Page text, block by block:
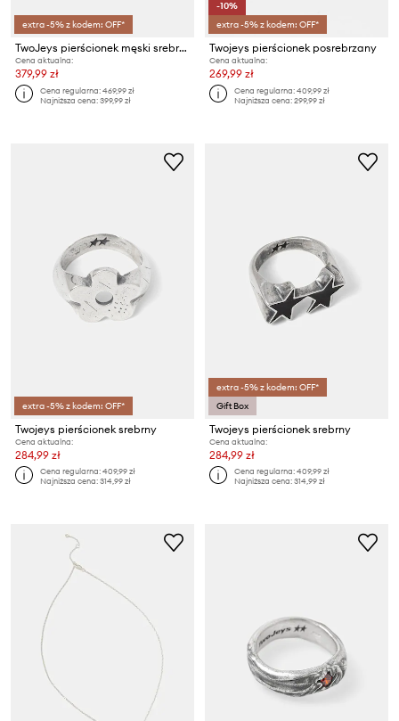
extra -5% z kodem: OFF*
TwoJeys pierścionek męski srebrny z cyrkonią
Cena aktualna:
379,99 zł
Cena regularna:469,99 zł
Najniższa cena:399,99 zł
-10%
extra -5% z kodem: OFF*
Twojeys pierścionek posrebrzany
Cena aktualna:
269,99 zł
Cena regularna:409,99 zł
Najniższa cena:299,99 zł
extra -5% z kodem: OFF*
Twojeys pierścionek srebrny
Cena aktualna:
284,99 zł
Cena regularna:409,99 zł
Najniższa cena:314,99 zł
extra -5% z kodem: OFF*
Gift Box
Twojeys pierścionek srebrny
Cena aktualna:
284,99 zł
Cena regularna:409,99 zł
Najniższa cena:314,99 zł